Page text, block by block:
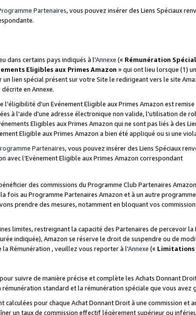
Partenaires, vous pouvez insérer des Liens Spéciaux
dans certains pays indiqués à l'Annexe (« Rémunération
Eligibles aux Primes Amazon » qui ont lieu lorsque (1)
lien spécial présent sur votre Site le redirigeant vers le site
en Annexe.
l'éligibilité d'un Evénement Eligible aux Primes Amazon est
à l'aide d'une adresse électronique non valide, l'utilisation de
Eligibles aux Primes Amazon qui ne sont pas liés à des
Eligible aux Primes Amazon a bien été appliqué ou si une
Partenaires, vous pouvez insérer des Liens Spéciaux
avec l’Evénement Eligible aux Primes Amazon correspondant
des commissions du Programme Club Partenaires
fois au Programme Partenaires Amazon et à un autre
prendre des mesures, notamment en bloquant vos
limites, restreignant la capacité des Partenaires de percevoir
indiquée), Amazon se réserve le droit de suspendre ou de
Rémunération , veuillez vous reporter à l'Annexe (« Limitations
suivre de manière précise et complète les Achats Donnant
standard et la rémunération spéciale que vous avez
pour chaque Achat Donnant Droit à une commission et
un taux de commission effectif légèrement supérieur ou